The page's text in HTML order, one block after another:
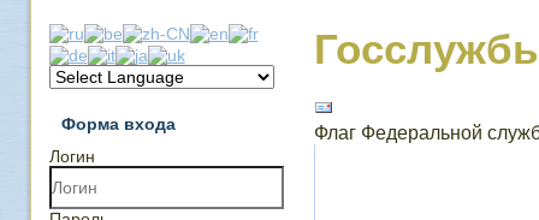
Форма входа
Логин
Флаг Федеральной